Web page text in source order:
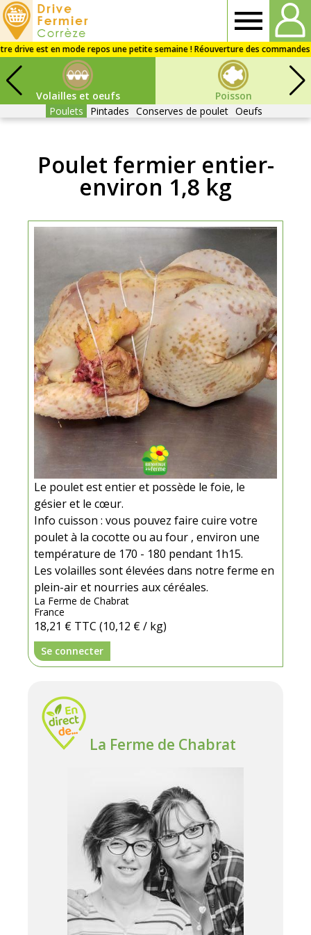
Corrèze
Volailles et oeufs
Poisson
Poulets
Pintades Conserves de poulet Oeufs
Poulet fermier entier-
environ 1,8 kg
Le poulet est entier et possède le foie, le
gésier et le cœur.
Info cuisson : vous pouvez faire cuire votre
poulet à la cocotte ou au four , environ une
température de 170 - 180 pendant 1h15.
Les volailles sont élevées dans notre ferme en
plein-air et nourries aux céréales.
La Ferme de Chabrat
France
18,21 € TTC (10,12 € / kg)
Se connecter
La Ferme de Chabrat